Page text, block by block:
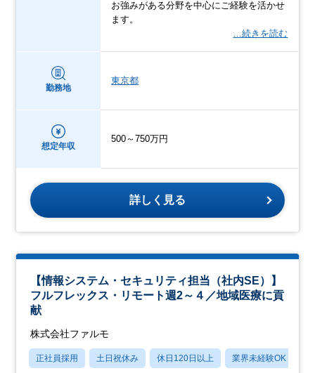
お強みがある分野を中心にご経験を活かせ
ます。
…続きを読む
勤務地
東京都
想定年収
500～750万円
詳しく見る
【情報システム・セキュリティ担当（社内SE）】
フルフレックス・リモート週2～４／地域医療に貢
献
株式会社ファルモ
正社員採用 土日祝休み 休日120日以上 業界未経験OK